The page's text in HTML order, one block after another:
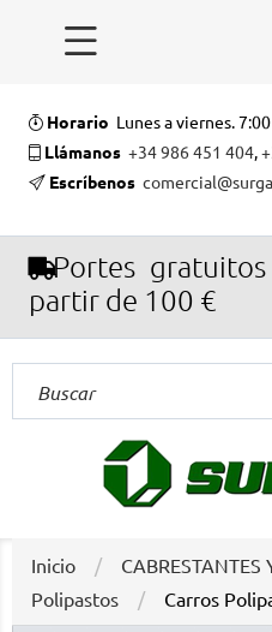

Horario Lunes a viernes.
Llámanos +34 986 451 404,
Escríbenos
Portes
partir de 100 €
Inicio
CABRESTANTES
Polipastos
Carros